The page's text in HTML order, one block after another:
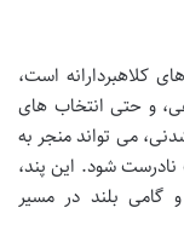
کلاهبردارانه است،
و حتی انتخاب های
می تواند منجر به
نادرست شود. این پند،
گامی بلند در مسیر